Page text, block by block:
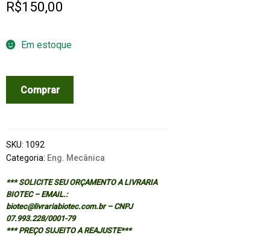
R$150,00
Em estoque
AR
quantidade
Comprar
SKU: 1092
Categoria: Eng. Mecânica
*** SOLICITE SEU ORÇAMENTO A LIVRARIA
BIOTEC – EMAIL.:
biotec@livrariabiotec.com.br – CNPJ
07.993.228/0001-79
*** PREÇO SUJEITO A REAJUSTE***